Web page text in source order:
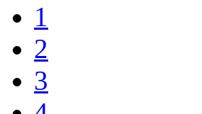
1
2
3